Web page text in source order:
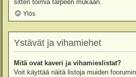
sitten toimia tarpeen mukaan.
Ylös
Ystävät ja vihamiehet
Mitä ovat kaveri ja vihamieslistat?
Voit käyttää näitä listoja muiden